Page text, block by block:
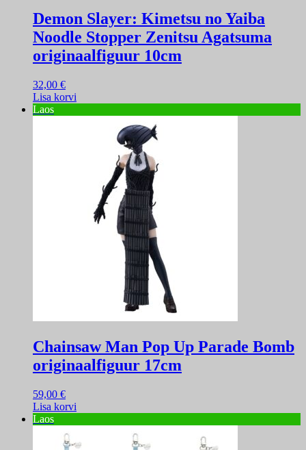
Demon Slayer: Kimetsu no Yaiba
Noodle Stopper Zenitsu Agatsuma
originaalfiguur 10cm
32,00 €
Lisa korvi
Laos
Chainsaw Man Pop Up Parade Bomb
originaalfiguur 17cm
59,00 €
Lisa korvi
Laos